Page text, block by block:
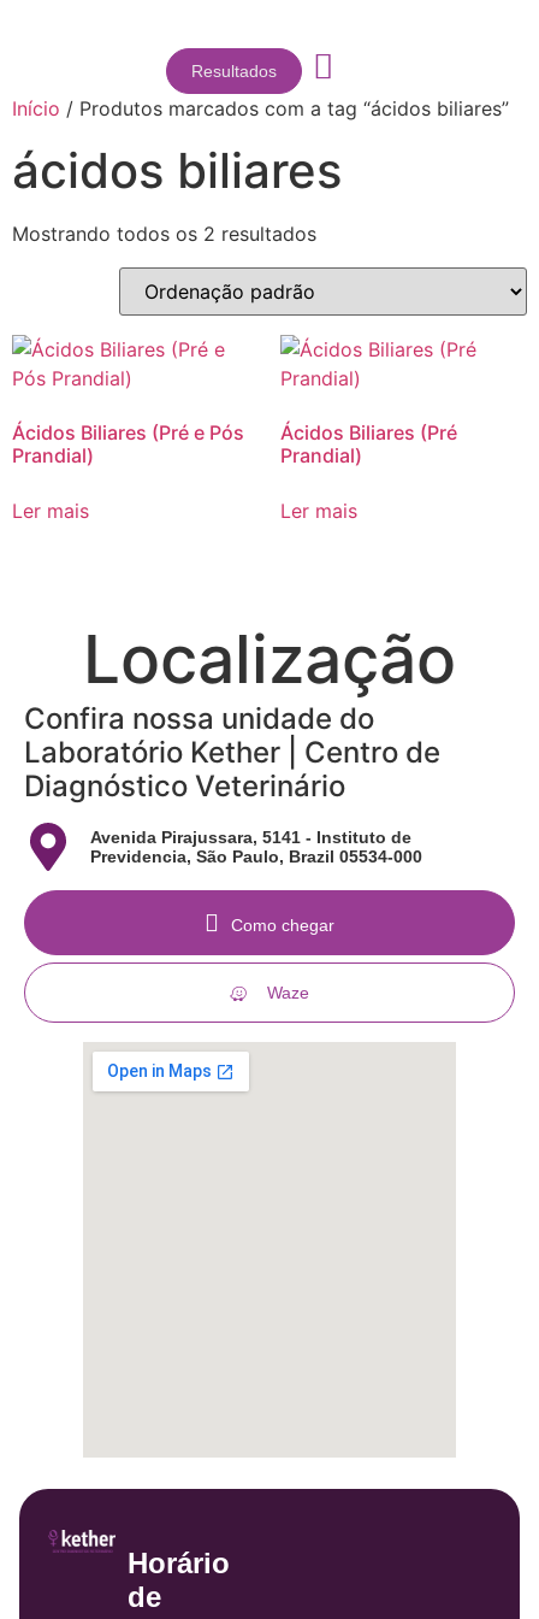
Resultados
Início / Produtos marcados com a tag “ácidos biliares”
ácidos biliares
Mostrando todos os 2 resultados
Ácidos Biliares (Pré e Pós
Prandial)
Ler mais
Ácidos Biliares (Pré
Prandial)
Ler mais
Localização
Confira nossa unidade do
Laboratório Kether | Centro de
Diagnóstico Veterinário
Avenida Pirajussara, 5141 - Instituto de
Previdencia, São Paulo, Brazil 05534-000
Como chegar
Waze
Horário
de